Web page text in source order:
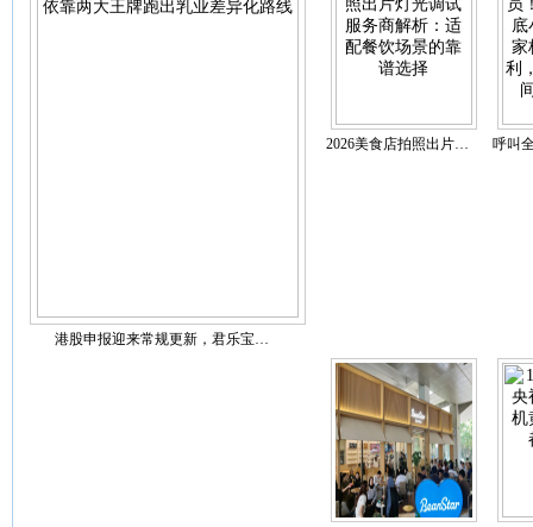
港股申报迎来常规更新，君乐宝…
2026美食店拍照出片… 呼叫